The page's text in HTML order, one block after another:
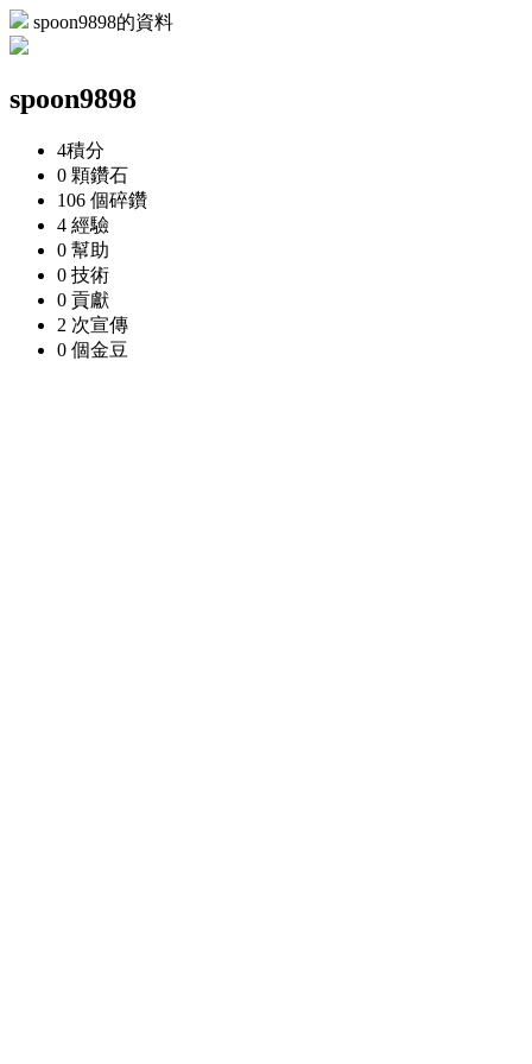
spoon9898的資料
spoon9898
4積分
0 顆鑽石
106 個碎鑽
4 經驗
0 幫助
0 技術
0 貢獻
2 次宣傳
0 個金豆